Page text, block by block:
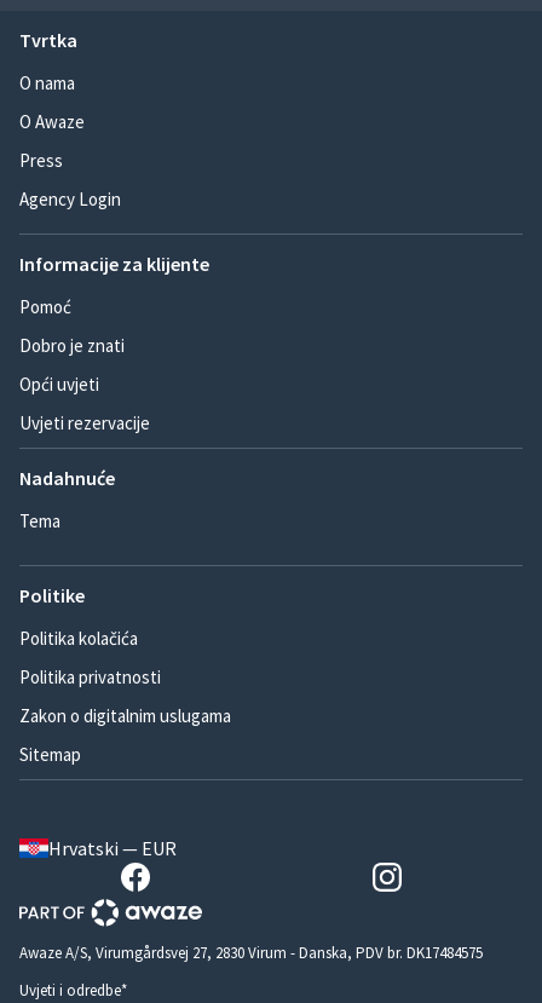
Tvrtka
O nama
O Awaze
Press
Agency Login
Informacije za klijente
Pomoć
Dobro je znati
Opći uvjeti
Uvjeti rezervacije
Nadahnuće
Tema
Politike
Politika kolačića
Politika privatnosti
Zakon o digitalnim uslugama
Sitemap
Hrvatski — EUR
Awaze A/S, Virumgårdsvej 27, 2830 Virum - Danska, PDV br. DK17484575
Uvjeti i odredbe*